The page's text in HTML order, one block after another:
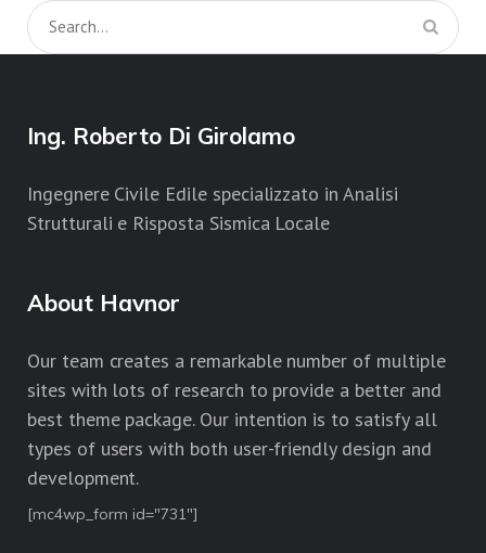
Ing. Roberto Di Girolamo
Ingegnere Civile Edile specializzato in Analisi
Strutturali e Risposta Sismica Locale
About Havnor
Our team creates a remarkable number of multiple
sites with lots of research to provide a better and
best theme package. Our intention is to satisfy all
types of users with both user-friendly design and
development.
[mc4wp_form id="731"]